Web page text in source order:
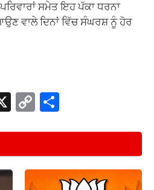
ਸਮੇਤ ਇਹ ਪੱਕਾ ਧਰਨਾ
ਵਾਲੇ ਦਿਨਾਂ ਵਿੱਚ ਸੰਘਰਸ਼ ਨੂੰ ਹੋਰ
X C
p
y
Li
ar
e